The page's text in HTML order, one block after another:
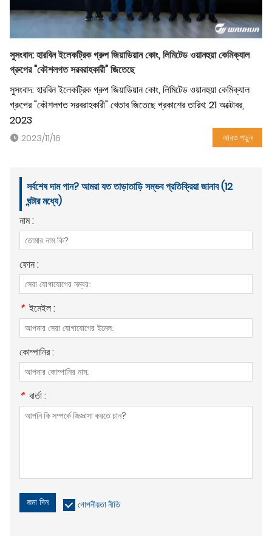
সুসংবাদ: হারবিন ইলেকট্রিক গ্রুপ জিয়াডিয়ান কোং, লিমিটেড ওয়ানহুয়া কেমিক্যাল
গ্রুপের "কৌশলগত সরবরাহকারী" জিতেছে
সুসংবাদ: হারবিন ইলেকট্রিক গ্রুপ জিয়াডিয়ান কোং, লিমিটেড ওয়ানহুয়া কেমিক্যাল
গ্রুপের "কৌশলগত সরবরাহকারী" খেতাব জিতেছে প্রকাশের তারিখ: 21 অক্টোবর,
2023
2023/11/16 আরও পড়ুন
সর্বশেষ দাম পান? আমরা যত তাড়াতাড়ি সম্ভব প্রতিক্রিয়া জানাব (12
ঘন্টার মধ্যে)
নাম :
ফোন :
* ইমেইল :
কোম্পানির :
* বার্তা :
জমা দিন গোপনীয়তা নীতি